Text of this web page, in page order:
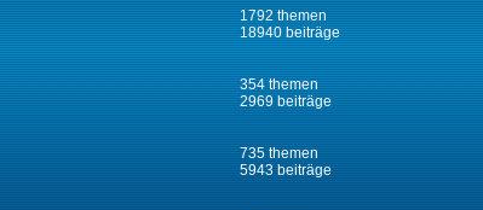
1792 themen
18940 beiträge
354 themen
2969 beiträge
735 themen
5943 beiträge